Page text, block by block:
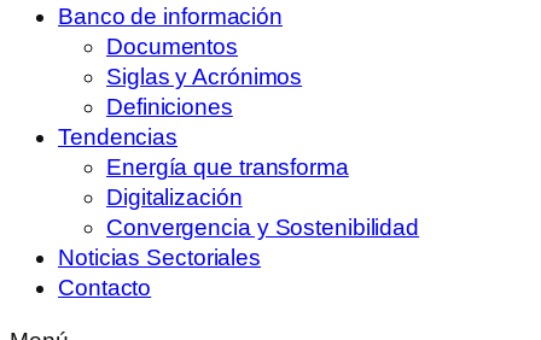
Banco de información
Documentos
Siglas y Acrónimos
Definiciones
Tendencias
Energía que transforma
Digitalización
Convergencia y Sostenibilidad
Noticias Sectoriales
Contacto